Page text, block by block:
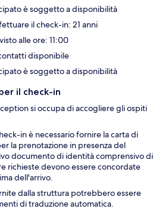
è soggetto a disponibilità
il check-in: 21 anni
alle ore: 11:00
disponibile
è soggetto a disponibilità
il check-in
si occupa di accogliere gli ospiti
in è necessario fornire la carta di
la prenotazione in presenza del
documento di identità comprensivo di
richieste devono essere concordate
dell'arrivo.
dalla struttura potrebbero essere
di traduzione automatica.